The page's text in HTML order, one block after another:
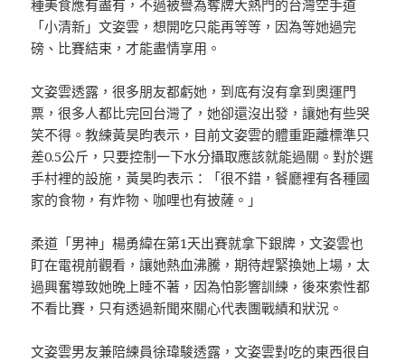
種美食應有盡有，不過被譽為奪牌大熱門的台灣空手道
「小清新」文姿雲，想開吃只能再等等，因為等她過完
磅、比賽結束，才能盡情享用。
文姿雲透露，很多朋友都虧她，到底有沒有拿到奧運門
票，很多人都比完回台灣了，她卻還沒出發，讓她有些哭
笑不得。教練黃昊昀表示，目前文姿雲的體重距離標準只
差0.5公斤，只要控制一下水分攝取應該就能過關。對於選
手村裡的設施，黃昊昀表示：「很不錯，餐廳裡有各種國
家的食物，有炸物、咖哩也有披薩。」
柔道「男神」楊勇緯在第1天出賽就拿下銀牌，文姿雲也
盯在電視前觀看，讓她熱血沸騰，期待趕緊換她上場，太
過興奮導致她晚上睡不著，因為怕影響訓練，後來索性都
不看比賽，只有透過新聞來關心代表團戰績和狀況。
文姿雲男友兼陪練員徐瑋駿透露，文姿雲對吃的東西很自